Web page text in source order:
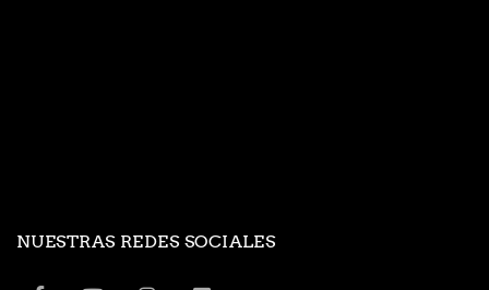
NUESTRAS REDES SOCIALES